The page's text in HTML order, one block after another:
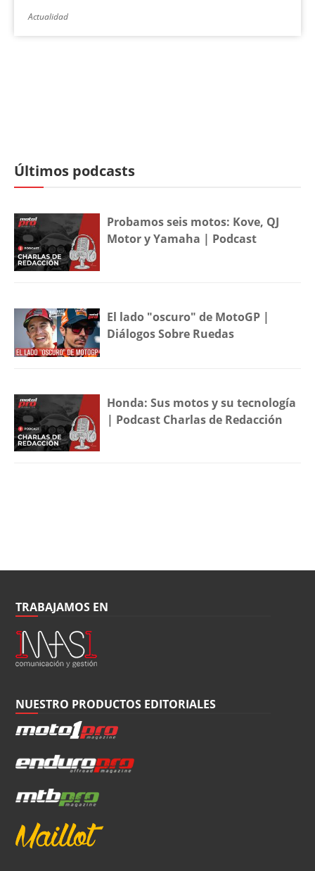
Actualidad
Últimos podcasts
Probamos seis motos: Kove, QJ
Motor y Yamaha | Podcast
El lado "oscuro" de MotoGP |
Diálogos Sobre Ruedas
Honda: Sus motos y su tecnología
| Podcast Charlas de Redacción
TRABAJAMOS EN
NUESTRO PRODUCTOS EDITORIALES